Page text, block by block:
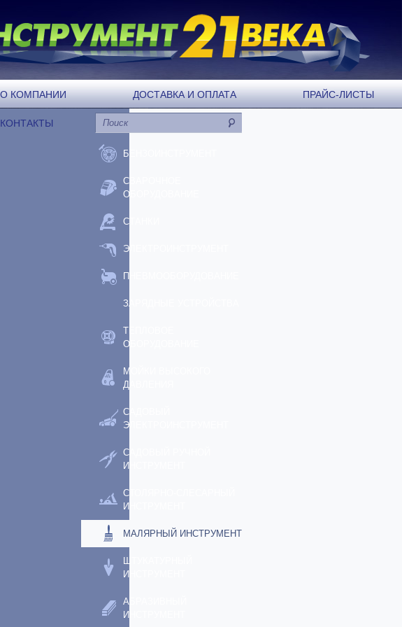
О КОМПАНИИ ДОСТАВКА И ОПЛАТА ПРАЙС-ЛИСТЫ
КОНТАКТЫ
БЕНЗОИНСТРУМЕНТ
СВАРОЧНОЕ
ОБОРУДОВАНИЕ
СТАНКИ
ЭЛЕКТРОИНСТРУМЕНТ
ПНЕВМООБОРУДОВАНИЕ
ЗАРЯДНЫЕ УСТРОЙСТВА
ТЕПЛОВОЕ
ОБОРУДОВАНИЕ
МОЙКИ ВЫСОКОГО
ДАВЛЕНИЯ
САДОВЫЙ
ЭЛЕКТРОИНСТРУМЕНТ
САДОВЫЙ РУЧНОЙ
ИНСТРУМЕНТ
СТОЛЯРНО-СЛЕСАРНЫЙ
ИНСТРУМЕНТ
МАЛЯРНЫЙ ИНСТРУМЕНТ
ШТУКАТУРНЫЙ
ИНСТРУМЕНТ
АБРАЗИВНЫЙ
ИНСТРУМЕНТ